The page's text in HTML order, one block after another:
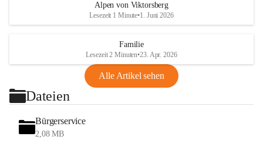
Alpen von Viktorsberg
Lesezeit 1 Minute•1. Juni 2026
Familie
Lesezeit 2 Minuten•23. Apr. 2026
Alle Artikel sehen
Dateien
Bürgerservice
2,08 MB